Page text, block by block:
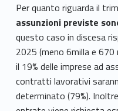
Per quanto riguarda il
assunzioni previste
questo caso in discesa
2025 (meno 6milla e 670
il 19% delle imprese ad
contratti lavorativi
determinato (79%).